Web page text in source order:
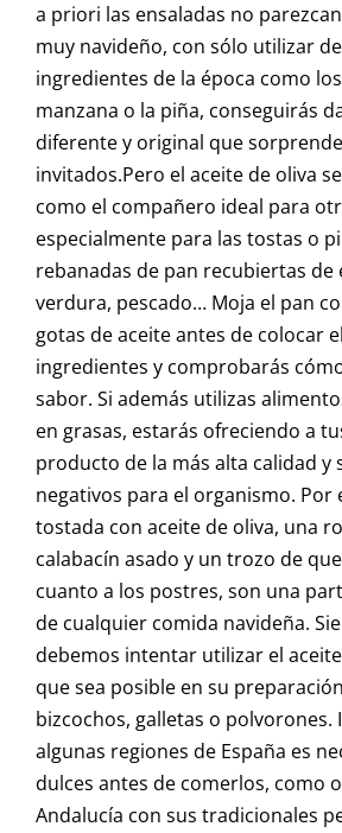
a priori las ensaladas no
muy navideño, con sólo utilizar
ingredientes de la época como
manzana o la piña, conseguirás
diferente y original que
invitados.Pero el aceite de oliva
como el compañero ideal para
especialmente para las tostas o
rebanadas de pan recubiertas de
verdura, pescado… Moja el pan
gotas de aceite antes de colocar
ingredientes y comprobarás
sabor. Si además utilizas
en grasas, estarás ofreciendo a
producto de la más alta calidad y
negativos para el organismo. Por
tostada con aceite de oliva, una
calabacín asado y un trozo de
cuanto a los postres, son una
de cualquier comida navideña.
debemos intentar utilizar el
que sea posible en su
bizcochos, galletas o polvorones.
algunas regiones de España es
dulces antes de comerlos, como
Andalucía con sus tradicionales